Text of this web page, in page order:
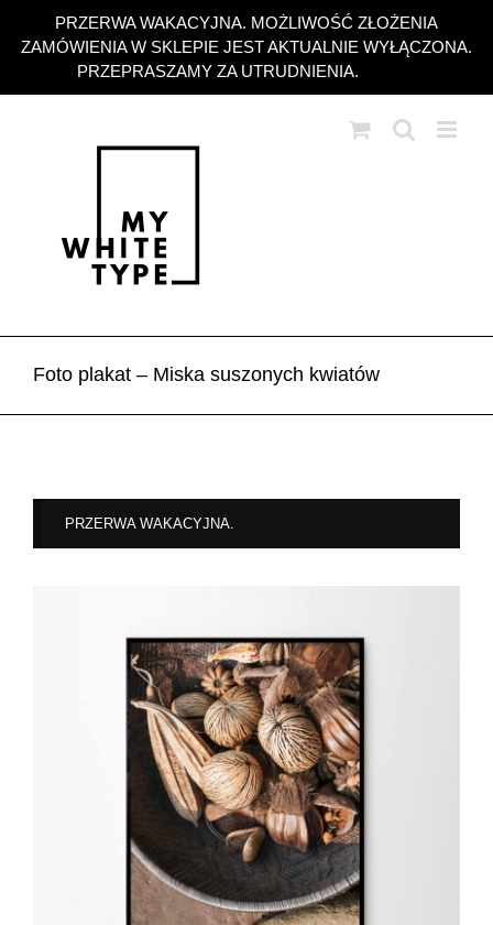
PRZERWA WAKACYJNA. MOŻLIWOŚĆ ZŁOŻENIA
ZAMÓWIENIA W SKLEPIE JEST AKTUALNIE WYŁĄCZONA.
PRZEPRASZAMY ZA UTRUDNIENIA.
zawartości
Foto plakat – Miska suszonych kwiatów
PRZERWA WAKACYJNA.